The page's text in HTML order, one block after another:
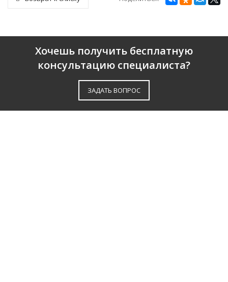
Хочешь получить бесплатную
консультацию специалиста?
ЗАДАТЬ ВОПРОС